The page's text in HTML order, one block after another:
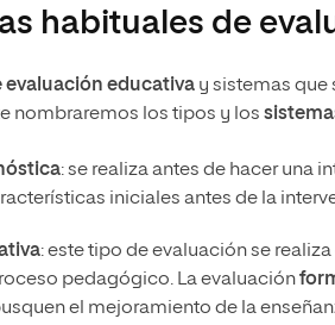
habituales de
evaluación educativa y sistemas que
nombraremos los tipos y los
: se realiza antes de hacer una
iniciales antes de la
: este tipo de evaluación se
pedagógico. La evaluación
el mejoramiento de la